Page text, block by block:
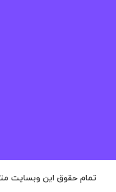
تمام حقوق این وبسایت